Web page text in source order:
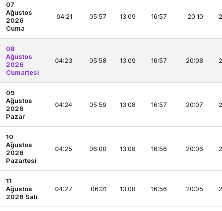
07
Ağustos
2026
Cuma
04:21 05:57 13:09 16:57 20:10
08
Ağustos
2026
Cumartesi
04:23 05:58 13:09 16:57 20:08
09
Ağustos
2026
Pazar
04:24 05:59 13:08 16:57 20:07
10
Ağustos
2026
Pazartesi
04:25 06:00 13:08 16:56 20:06
11
Ağustos
2026 Salı
04:27 06:01 13:08 16:56 20:05